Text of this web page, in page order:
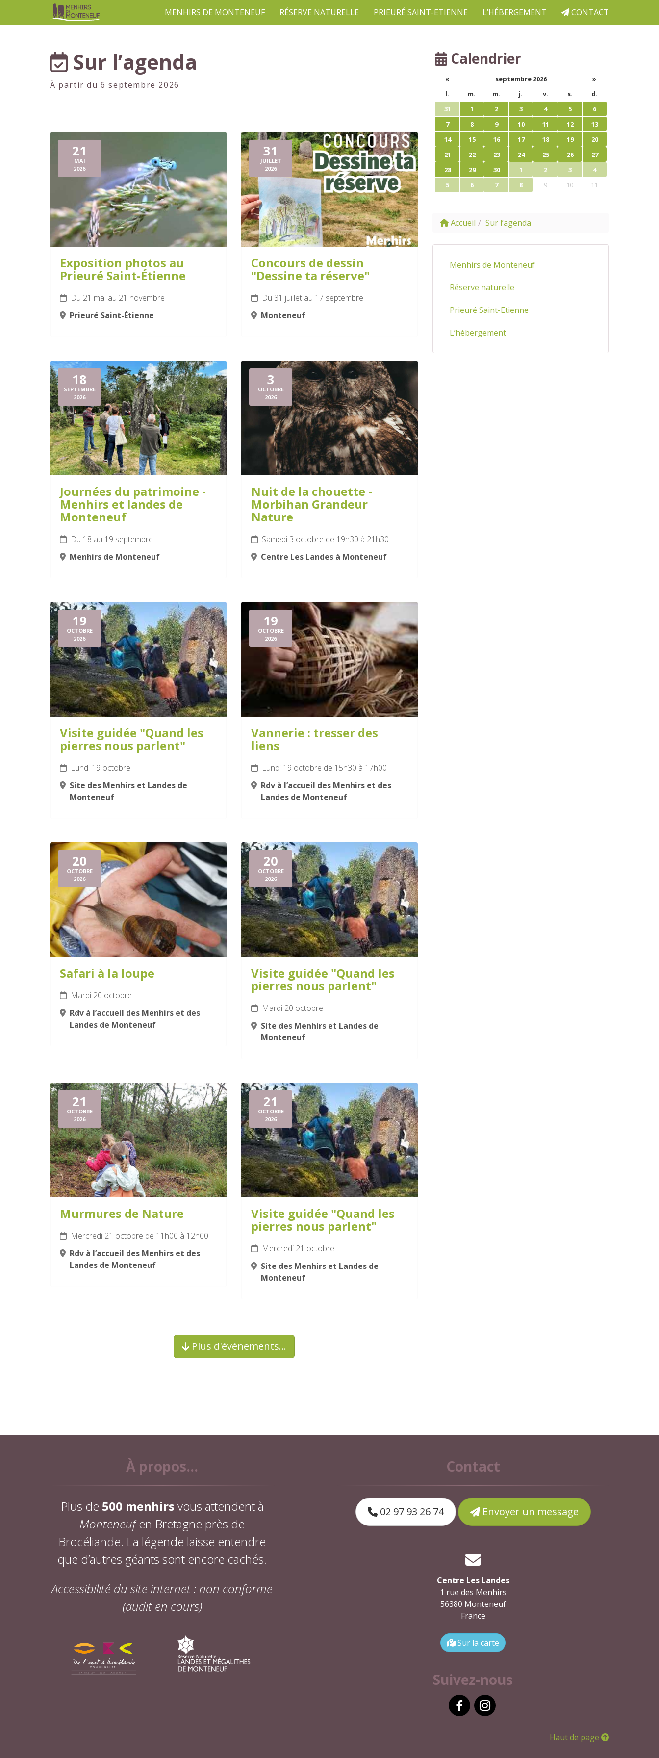
MENHIRS DE MONTENEUF RÉSERVE NATURELLE PRIEURÉ SAINT-ETIENNE L’HÉBERGEMENT CONTACT
Sur l’agenda
À partir du 6 septembre 2026
21
MAI
2026
Exposition photos au
Prieuré Saint-Étienne
Du 21 mai au 21 novembre
Prieuré Saint-Étienne
31
JUILLET
2026
Concours de dessin
"Dessine ta réserve"
Du 31 juillet au 17 septembre
Monteneuf
18
SEPTEMBRE
2026
Journées du patrimoine -
Menhirs et landes de
Monteneuf
Du 18 au 19 septembre
Menhirs de Monteneuf
3
OCTOBRE
2026
Nuit de la chouette -
Morbihan Grandeur
Nature
Samedi 3 octobre de 19h30 à 21h30
Centre Les Landes à Monteneuf
19
OCTOBRE
2026
Visite guidée "Quand les
pierres nous parlent"
Lundi 19 octobre
Site des Menhirs et Landes de
Monteneuf
19
OCTOBRE
2026
Vannerie : tresser des
liens
Lundi 19 octobre de 15h30 à 17h00
Rdv à l’accueil des Menhirs et des
Landes de Monteneuf
20
OCTOBRE
2026
Safari à la loupe
Mardi 20 octobre
Rdv à l’accueil des Menhirs et des
Landes de Monteneuf
20
OCTOBRE
2026
Visite guidée "Quand les
pierres nous parlent"
Mardi 20 octobre
Site des Menhirs et Landes de
Monteneuf
21
OCTOBRE
2026
Murmures de Nature
Mercredi 21 octobre de 11h00 à 12h00
Rdv à l’accueil des Menhirs et des
Landes de Monteneuf
21
OCTOBRE
2026
Visite guidée "Quand les
pierres nous parlent"
Mercredi 21 octobre
Site des Menhirs et Landes de
Monteneuf
Plus d'événements…
Calendrier
« septembre 2026
»
l.
m. m. j. v. s.
d.
31
1 2 3 4 5
6
7
8 9 10 11 12
13
14
15 16 17 18 19
20
21
22 23 24 25 26
27
28
29 30 1 2 3
4
5
6 7 8 9 10 11
Accueil Sur l’agenda
Menhirs de Monteneuf
Réserve naturelle
Prieuré Saint-Etienne
L’hébergement
À propos...
Plus de 500 menhirs vous attendent à
Monteneufen Bretagne près de
Brocéliande. La légende laisse entendre
que d’autres géants sont encore cachés.
Accessibilité du site internet : non conforme
(audit en cours)
Contact
02 97 93 26 74 Envoyer un message
Centre Les Landes
1 rue des Menhirs
56380 Monteneuf
France
Sur la carte
Suivez-nous
Haut de page